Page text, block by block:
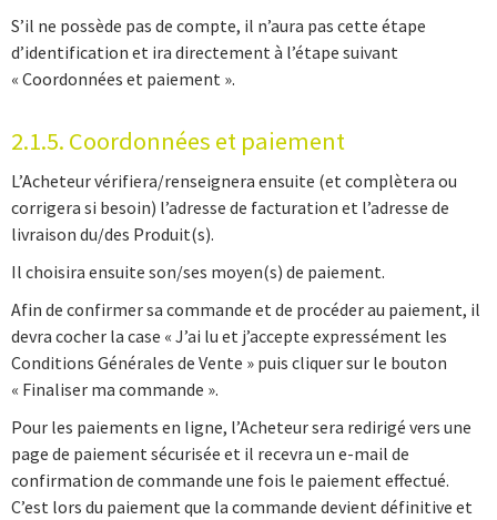
S’il ne possède pas de compte, il n’aura pas cette étape
d’identification et ira directement à l’étape suivant
« Coordonnées et paiement ».
2.1.5. Coordonnées et paiement
L’Acheteur vérifiera/renseignera ensuite (et complètera ou
corrigera si besoin) l’adresse de facturation et l’adresse de
livraison du/des Produit(s).
Il choisira ensuite son/ses moyen(s) de paiement.
Afin de confirmer sa commande et de procéder au paiement, il
devra cocher la case « J’ai lu et j’accepte expressément les
Conditions Générales de Vente » puis cliquer sur le bouton
« Finaliser ma commande ».
Pour les paiements en ligne, l’Acheteur sera redirigé vers une
page de paiement sécurisée et il recevra un e-mail de
confirmation de commande une fois le paiement effectué.
C’est lors du paiement que la commande devient définitive et